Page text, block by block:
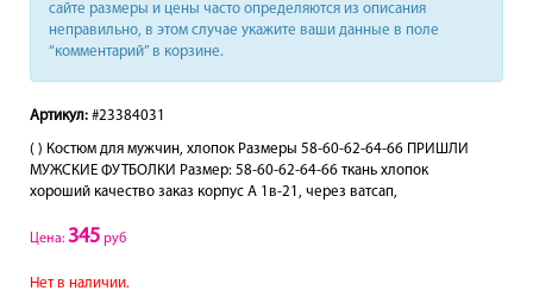
сайте размеры и цены часто определяются из описания
неправильно, в этом случае укажите ваши данные в поле
“комментарий” в корзине.
Артикул: #23384031
( ) Костюм для мужчин, хлопок Размеры 58-60-62-64-66 ПРИШЛИ
МУЖСКИЕ ФУТБОЛКИ Размер: 58-60-62-64-66 ткань хлопок
хороший качество заказ корпус А 1в-21, через ватсап,
Цена: 345 руб
Нет в наличии.